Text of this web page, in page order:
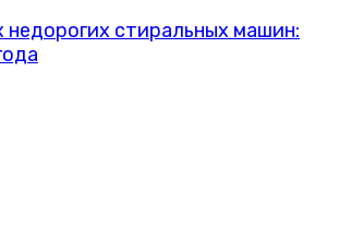
стиральных машин: